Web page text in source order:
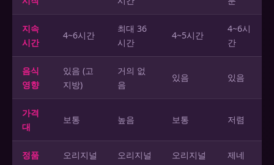
지속
시간
4~6시간
최대 36
시간
4~5시간
4~6시
간
음식
영향
있음 (고
지방)
거의 없
음
있음 있음
가격
대
보통 높음 보통 저렴
정품
오리지널
오리지널
오리지널
제네